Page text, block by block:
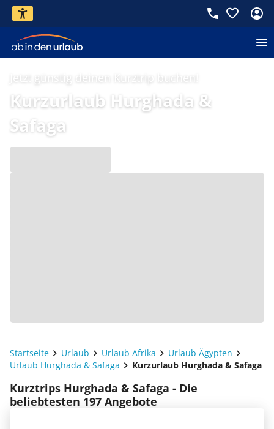
Jetzt günstig deinen Kurztrip buchen!
Kurzurlaub Hurghada &
Safaga
Startseite Urlaub Urlaub Afrika
Urlaub Ägypten
Urlaub Hurghada & Safaga
Kurzurlaub Hurghada & Safaga
Kurztrips Hurghada & Safaga - Die
beliebtesten 197 Angebote